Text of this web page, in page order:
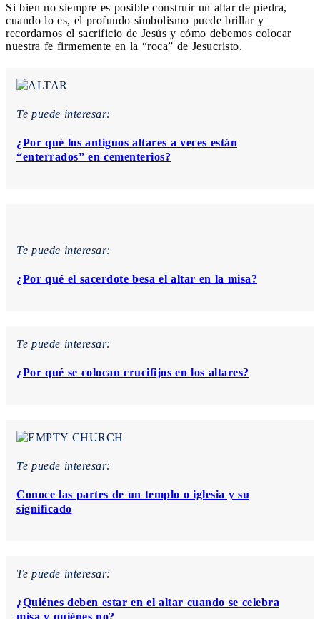
Si bien no siempre es posible construir un altar de piedra,
cuando lo es, el profundo simbolismo puede brillar y
recordarnos el sacrificio de Jesús y cómo debemos colocar
nuestra fe firmemente en la “roca” de Jesucristo.
Te puede interesar:
¿Por qué los antiguos altares a veces están
“enterrados” en cementerios?
Te puede interesar:
¿Por qué el sacerdote besa el altar en la misa?
Te puede interesar:
¿Por qué se colocan crucifijos en los altares?
Te puede interesar:
Conoce las partes de un templo o iglesia y su
significado
Te puede interesar:
¿Quiénes deben estar en el altar cuando se celebra
misa y quiénes no?